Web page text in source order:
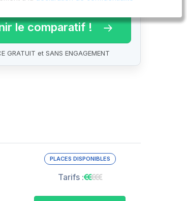
le comparatif !
GRATUIT et SANS ENGAGEMENT
PLACES DISPONIBLES
Tarifs :